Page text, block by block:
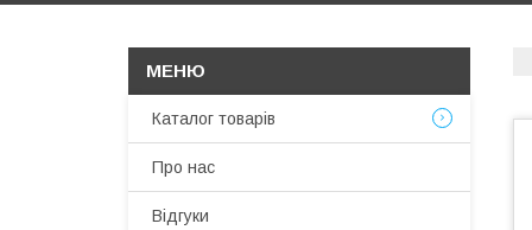
Каталог товарів
Про нас
Відгуки